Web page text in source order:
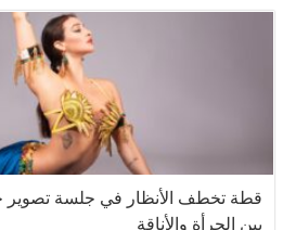
قطة تخطف الأنظار في جلسة تصوير
بين الجرأة والأناقة